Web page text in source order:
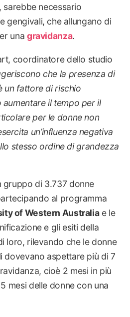
sarebbe necessario
gengivali, che allungano di
una gravidanza.
coordinatore dello studio
che la presenza di
un fattore di rischio
il tempo per il
per le donne non
un’influenza negativa
stesso ordine di grandezza
gruppo di 3.737 donne
al programma
of Western Australiae le
e gli esiti della
loro, rilevando che le donne
dovevano aspettare più di 7
cioè 2 mesi in più
mesi delle donne con una